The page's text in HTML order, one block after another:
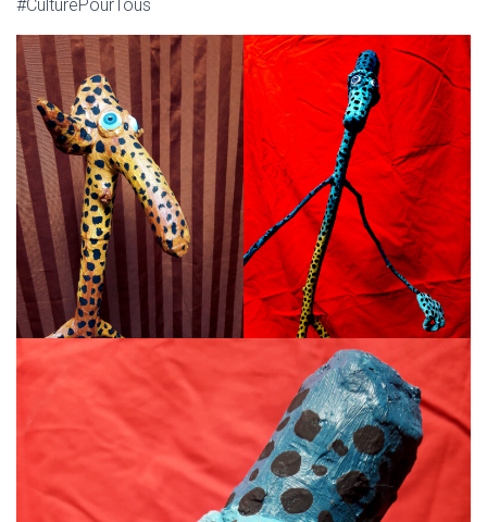
#CulturePourTous